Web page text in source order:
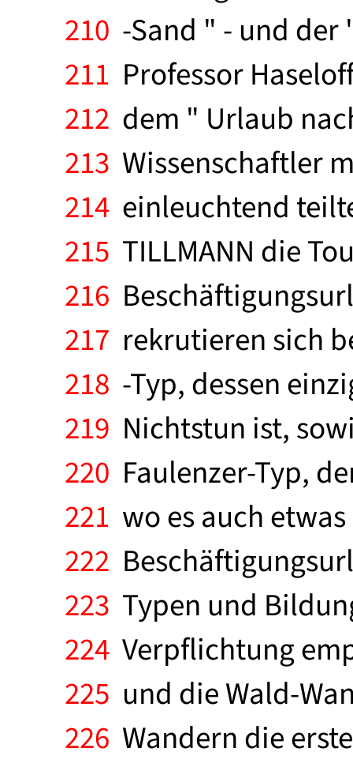
210 -Sand " - und der
211 Professor
212 dem " Urlaub
213 Wissenschaftler
214 einleuchtend
215 TILLMANN die
216
217 rekrutieren sich
218 -Typ, dessen
219 Nichtstun ist,
220 Faulenzer-Typ,
221 wo es auch
222
223 Typen und
224 Verpflichtung
225 und die Wald-
226 Wandern die